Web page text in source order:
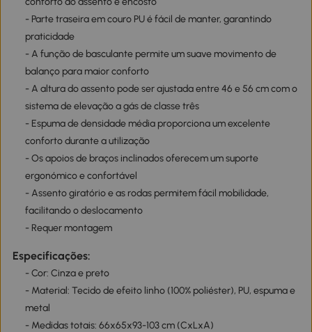
- Parte traseira em couro PU é fácil de manter, garantindo
praticidade
- A função de basculante permite um suave movimento de
balanço para maior conforto
- A altura do assento pode ser ajustada entre 46 e 56 cm com o
sistema de elevação a gás de classe três
- Espuma de densidade média proporciona um excelente
conforto durante a utilização
- Os apoios de braços inclinados oferecem um suporte
ergonómico e confortável
- Assento giratório e as rodas permitem fácil mobilidade,
facilitando o deslocamento
- Requer montagem
Especificações:
- Cor: Cinza e preto
- Material: Tecido de efeito linho (100% poliéster), PU, espuma e
metal
- Medidas totais: 66x65x93-103 cm (CxLxA)